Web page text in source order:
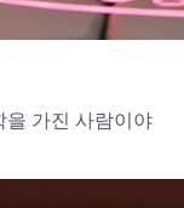
을 가진 사람이야